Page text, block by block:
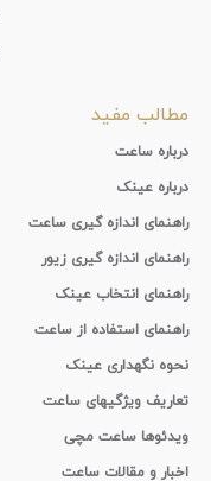
مطالب مفید
درباره ساعت
درباره عینک
راهنمای اندازه گیری ساعت
راهنمای اندازه گیری زیور
راهنمای انتخاب عینک
راهنمای استفاده از ساعت
نحوه نگهداری عینک
تعاریف ویژگیهای ساعت
ویدئوها ساعت مچی
اخبار و مقالات ساعت